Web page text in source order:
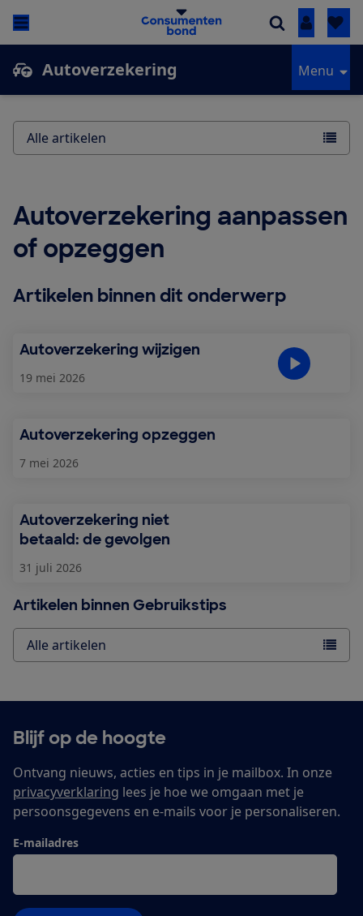
Inloggen
Autoverzekering Menu
Autoverzekering aanpassen
of opzeggen
Artikelen binnen dit onderwerp
Autoverzekering wijzigen
19 mei 2026
Autoverzekering opzeggen
7 mei 2026
Autoverzekering niet
betaald: de gevolgen
31 juli 2026
Artikelen binnen Gebruikstips
Alle artikelen
Alle artikelen
Blijf op de hoogte
Ontvang nieuws, acties en tips in je mailbox. In onze
privacyverklaring lees je hoe we omgaan met je
persoonsgegevens en e-mails voor je personaliseren.
E-mailadres